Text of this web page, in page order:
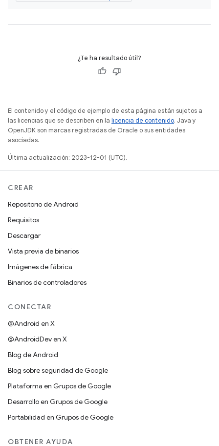
¿Te ha resultado útil?
El contenido y el código de ejemplo de esta página están sujetos a
las licencias que se describen en la licencia de contenido. Java y
OpenJDK son marcas registradas de Oracle o sus entidades
asociadas.
Última actualización: 2023-12-01 (UTC).
CREAR
Repositorio de Android
Requisitos
Descargar
Vista previa de binarios
Imágenes de fábrica
Binarios de controladores
CONECTAR
@Android en X
@AndroidDev en X
Blog de Android
Blog sobre seguridad de Google
Plataforma en Grupos de Google
Desarrollo en Grupos de Google
Portabilidad en Grupos de Google
OBTENER AYUDA